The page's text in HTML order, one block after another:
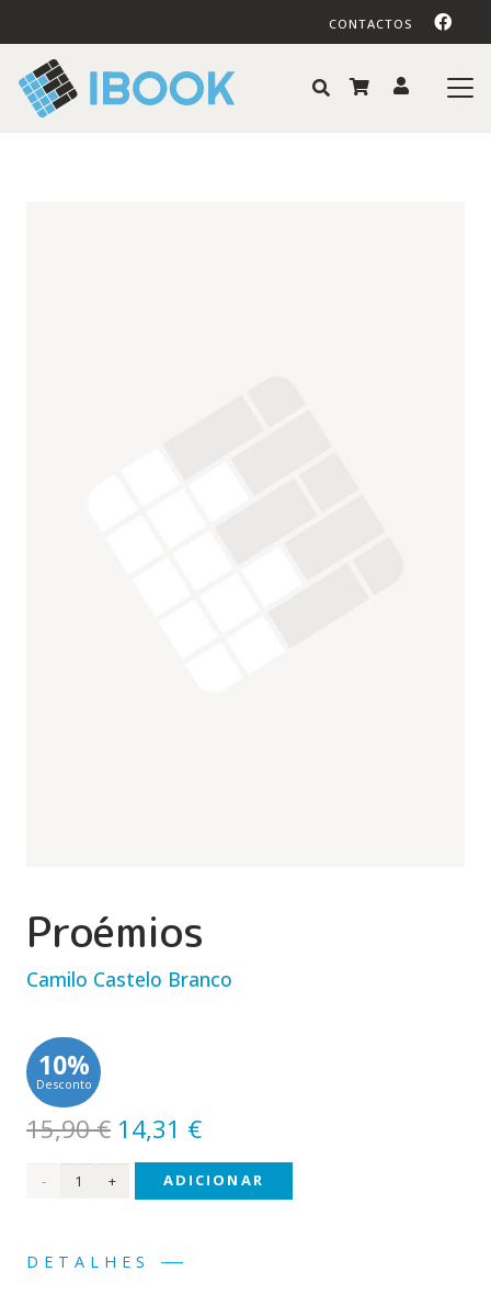
CONTACTOS
Proémios
Camilo Castelo Branco
10%
Desconto
15,90€ O
preço
original
15,90 €.
14,31 €O
preço
atual
Quantidade
ADICIONAR
DETALHES